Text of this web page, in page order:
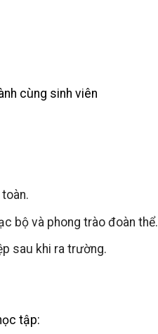
cùng sinh viên
bộ và phong trào đoàn thể.
sau khi ra trường.
tập: